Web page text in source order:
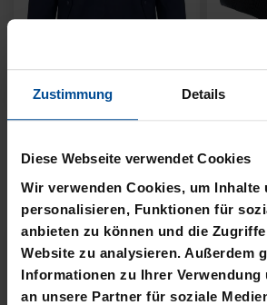
Zustimmung Details
Diese Webseite verwendet Cookies
Wir verwenden Cookies, um Inhalte
personalisieren, Funktionen für
anbieten zu können und die
Website zu analysieren. Außerdem
Informationen zu Ihrer Verwendung
an unsere Partner für soziale
Neu
SCHRIFTZUG NAVY
69,95 €
METALLIC
24,95 €